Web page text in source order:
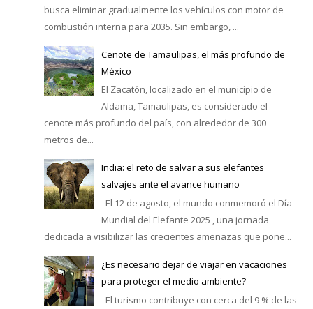
busca eliminar gradualmente los vehículos con motor de
combustión interna para 2035. Sin embargo, ...
Cenote de Tamaulipas, el más profundo de
México
El Zacatón, localizado en el municipio de
Aldama, Tamaulipas, es considerado el
cenote más profundo del país, con alrededor de 300
metros de...
India: el reto de salvar a sus elefantes
salvajes ante el avance humano
El 12 de agosto, el mundo conmemoró el Día
Mundial del Elefante 2025 , una jornada
dedicada a visibilizar las crecientes amenazas que pone...
¿Es necesario dejar de viajar en vacaciones
para proteger el medio ambiente?
El turismo contribuye con cerca del 9 % de las